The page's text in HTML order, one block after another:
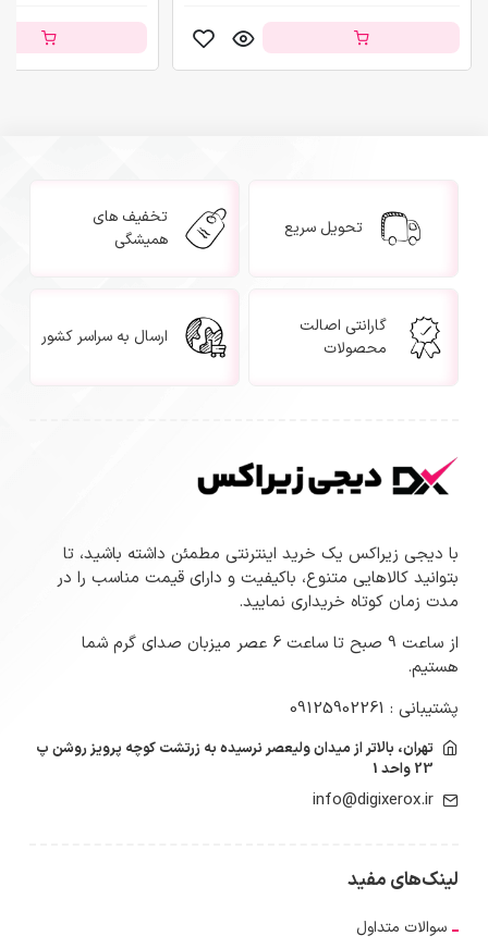
تحویل سریع
تخفیف های
همیشگی
گارانتی اصالت
محصولات
ارسال به سراسر کشور
با دیجی زیراکس یک خرید اینترنتی مطمئن داشته باشید، تا
بتوانید کالاهایی متنوع، باکیفیت و دارای قیمت مناسب را در
مدت زمان کوتاه خریداری نمایید.
از ساعت 9 صبح تا ساعت 6 عصر میزبان صدای گرم شما
هستیم.
پشتیبانی : 09125902261
تهران، بالاتر از میدان ولیعصر نرسیده به زرتشت کوچه پرویز روشن پ
23 واحد 1
info@digixerox.ir
لینک‌های مفید
سوالات متداول